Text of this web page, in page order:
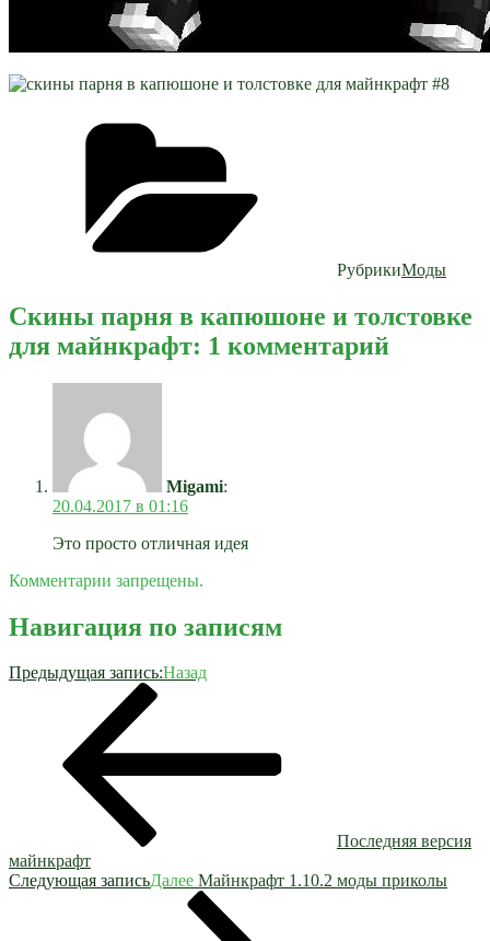
РубрикиМоды
Скины парня в капюшоне и толстовке
для майнкрафт: 1 комментарий
Migami:
20.04.2017 в 01:16
Это просто отличная идея
Комментарии запрещены.
Навигация по записям
Предыдущая запись:Назад
Последняя версия
майнкрафт
Следующая записьДалее Майнкрафт 1.10.2 моды приколы